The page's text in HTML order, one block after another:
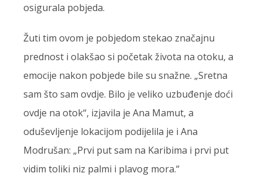
osigurala pobjeda.
Žuti tim ovom je pobjedom stekao značajnu
prednost i olakšao si početak života na otoku, a
emocije nakon pobjede bile su snažne. „Sretna
sam što sam ovdje. Bilo je veliko uzbuđenje doći
ovdje na otok“, izjavila je Ana Mamut, a
oduševljenje lokacijom podijelila je i Ana
Modrušan: „Prvi put sam na Karibima i prvi put
vidim toliki niz palmi i plavog mora.“